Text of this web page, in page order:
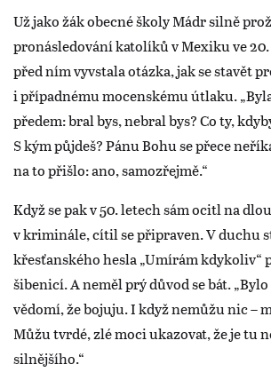
Už jako žák obecné školy Mádr silně
pronásledování katolíků v Mexiku ve
před ním vyvstala otázka, jak se stavět
i případnému mocenskému útlaku.
předem: bral bys, nebral bys? Co ty,
S kým půjdeš? Pánu Bohu se přece
na to přišlo: ano, samozřejmě.“
Když se pak v 50. letech sám ocitl na
v kriminále, cítil se připraven. V duchu
křesťanského hesla „Umírám kdykoliv“
šibenicí. A neměl prý důvod se bát.
vědomí, že bojuju. I když nemůžu nic –
Můžu tvrdé, zlé moci ukazovat, že je tu
silnějšího.“